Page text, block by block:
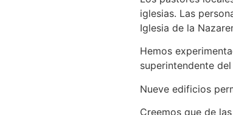
iglesias. Las
Iglesia de la
Hemos
superintendente
Nueve edificios
Creemos que de